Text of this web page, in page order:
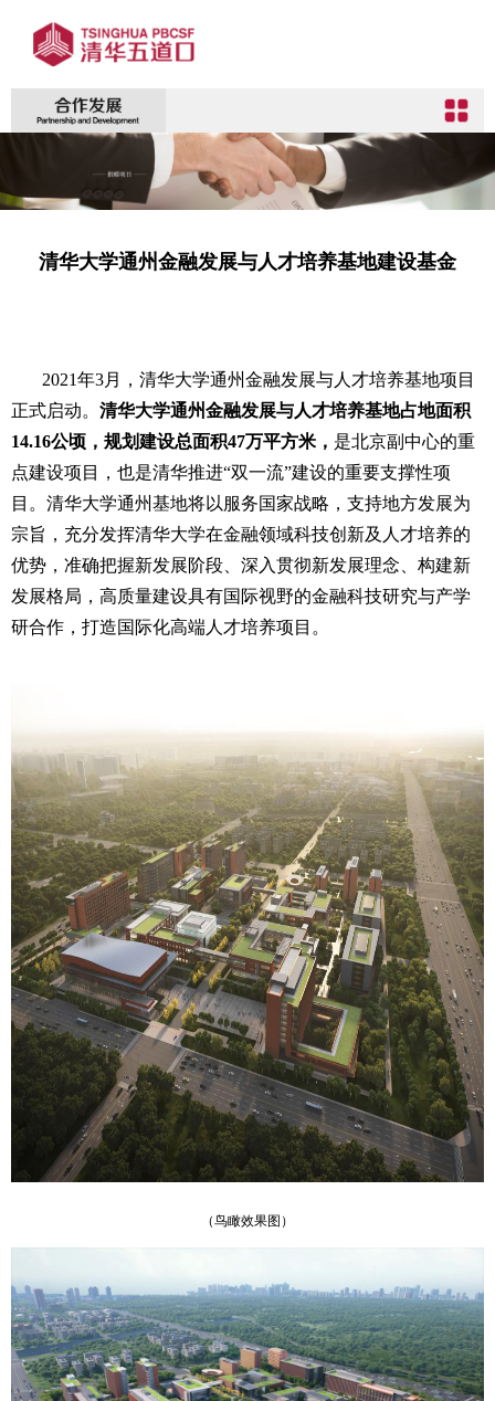
清华大学通州金融发展与人才培养基地建设基金
2021年3月，清华大学通州金融发展与人才培养基地项目
正式启动。 清华大学通州金融发展与人才培养基地占地面积
14.16公顷，规划建设总面积47万平方米， 是北京副中心的重
点建设项目，也是清华推进“双一流”建设的重要支撑性项
目。清华大学通州基地将以服务国家战略，支持地方发展为
宗旨，充分发挥清华大学在金融领域科技创新及人才培养的
优势，准确把握新发展阶段、深入贯彻新发展理念、构建新
发展格局，高质量建设具有国际视野的金融科技研究与产学
研合作，打造国际化高端人才培养项目。
（鸟瞰效果图）